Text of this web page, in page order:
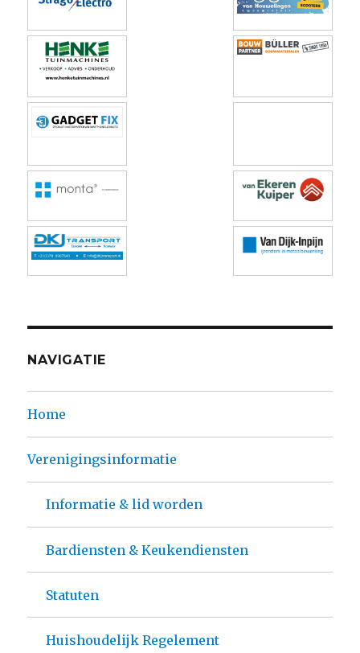
NAVIGATIE
Home
Verenigingsinformatie
Informatie & lid worden
Bardiensten & Keukendiensten
Statuten
Huishoudelijk Regelement